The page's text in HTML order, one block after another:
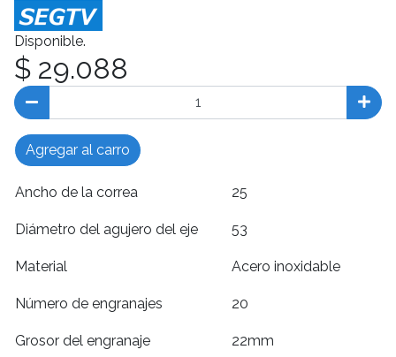
Disponible.
$ 29.088
Agregar al carro
Ancho de la correa 25
Diámetro del agujero del eje 53
Material Acero inoxidable
Número de engranajes 20
Grosor del engranaje 22mm